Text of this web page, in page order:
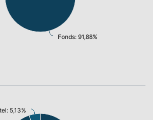
Fonds: 91,88%
5,13%